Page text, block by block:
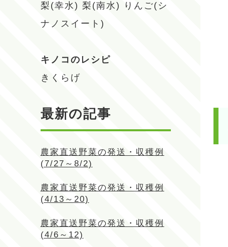
梨(幸水) 梨(南水)
りんご(シ
ナノスイート)
キノコのレシピ
きくらげ
最新の記事
農家直送野菜の発送・収穫例
(7/27～8/2)
農家直送野菜の発送・収穫例
(4/13～20)
農家直送野菜の発送・収穫例
(4/6～12)